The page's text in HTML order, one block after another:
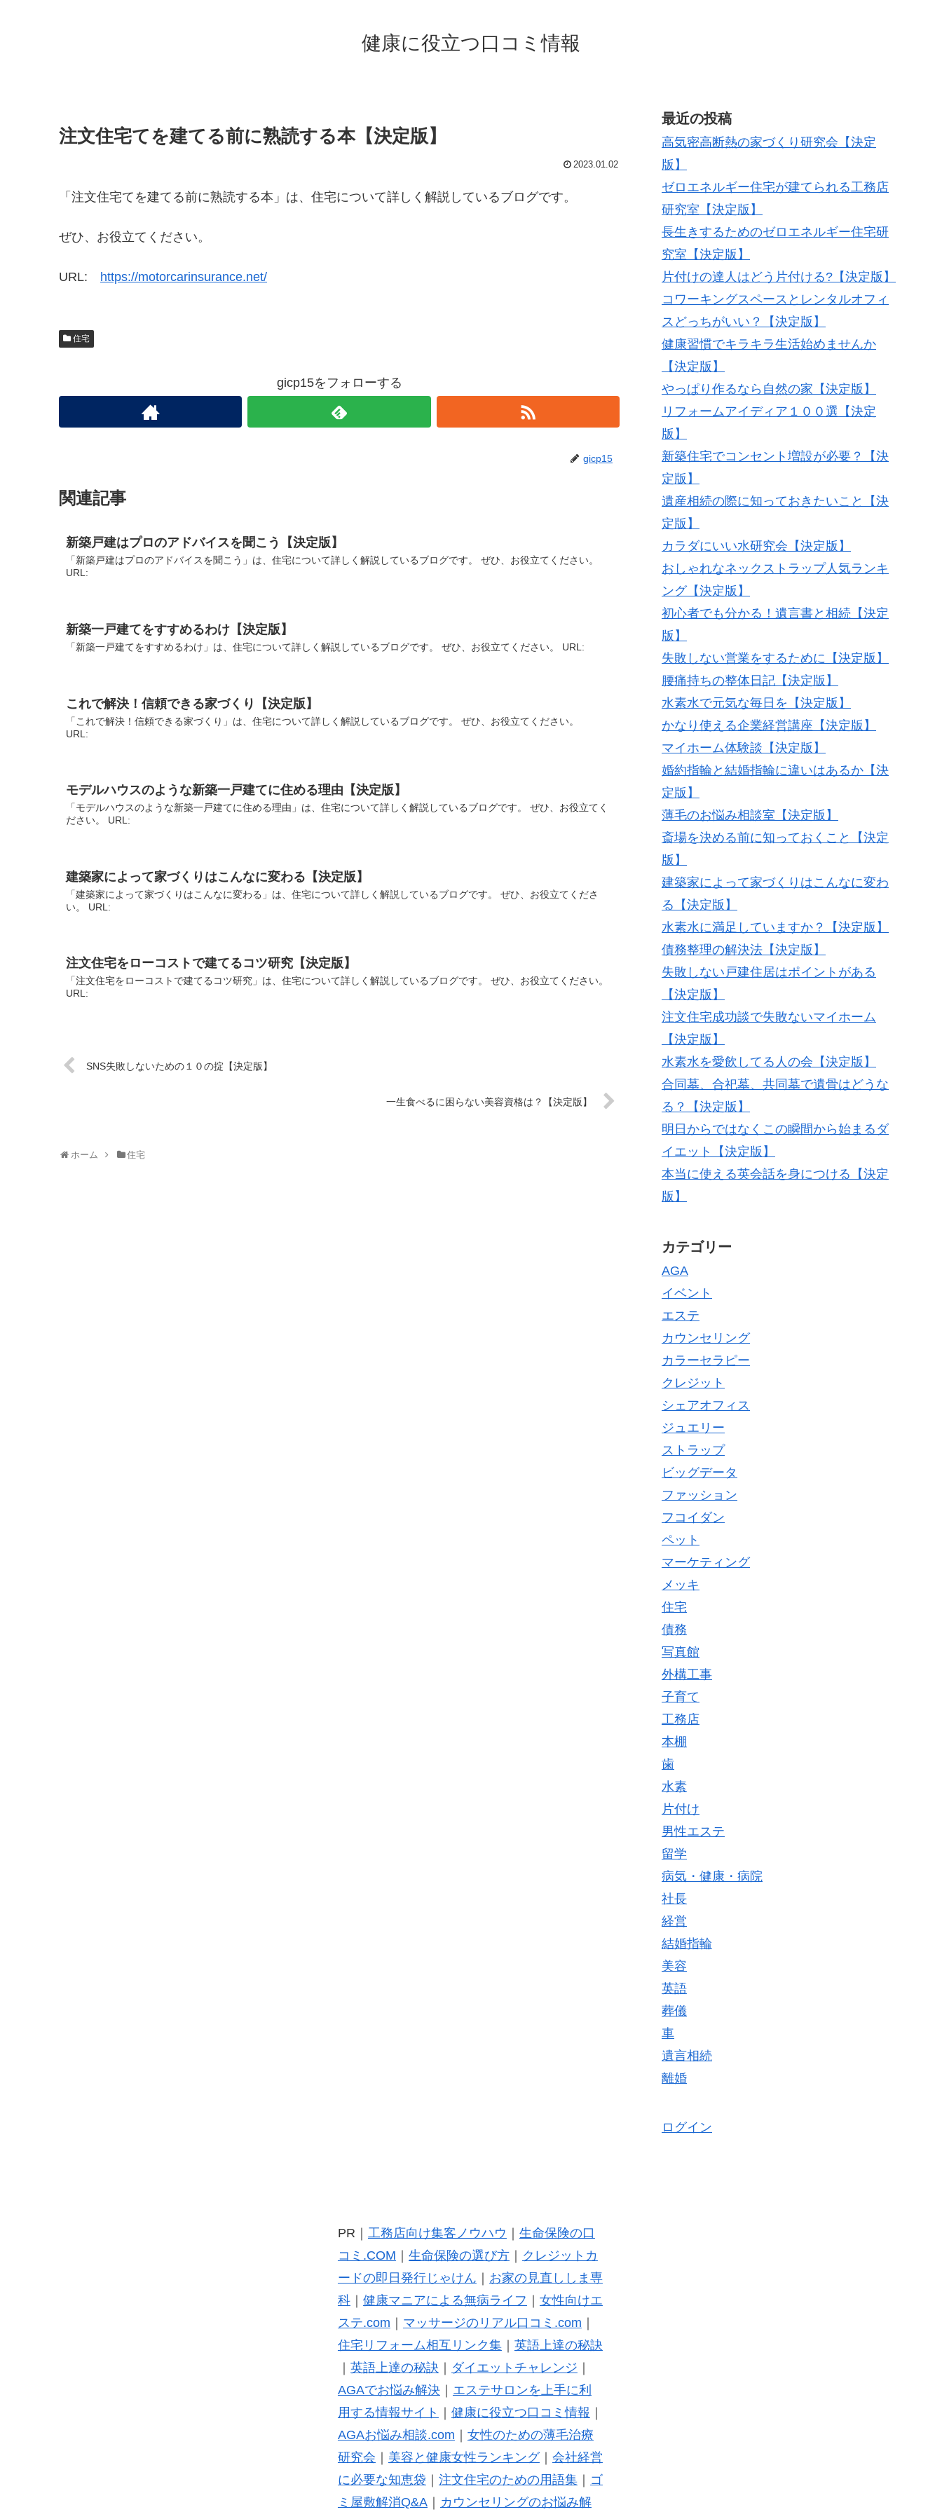
健康に役立つ口コミ情報
注文住宅てを建てる前に熟読する本【決定版】
2023.01.02
「注文住宅てを建てる前に熟読する本」は、住宅について詳しく解説しているブログです。
ぜひ、お役立てください。
URL: https://motorcarinsurance.net/
住宅
gicp15をフォローする
gicp15
関連記事
新築戸建はプロのアドバイスを聞こう【決定版】
「新築戸建はプロのアドバイスを聞こう」は、住宅について詳しく解説しているブログです。 ぜひ、お役立てください。
URL:
新築一戸建てをすすめるわけ【決定版】
「新築一戸建てをすすめるわけ」は、住宅について詳しく解説しているブログです。 ぜひ、お役立てください。 URL:
これで解決！信頼できる家づくり【決定版】
「これで解決！信頼できる家づくり」は、住宅について詳しく解説しているブログです。 ぜひ、お役立てください。
URL:
モデルハウスのような新築一戸建てに住める理由【決定版】
「モデルハウスのような新築一戸建てに住める理由」は、住宅について詳しく解説しているブログです。 ぜひ、お役立てく
ださい。 URL:
建築家によって家づくりはこんなに変わる【決定版】
「建築家によって家づくりはこんなに変わる」は、住宅について詳しく解説しているブログです。 ぜひ、お役立てくださ
い。 URL:
注文住宅をローコストで建てるコツ研究【決定版】
「注文住宅をローコストで建てるコツ研究」は、住宅について詳しく解説しているブログです。 ぜひ、お役立てください。
URL:
SNS失敗しないための１０の掟【決定版】
一生食べるに困らない美容資格は？【決定版】
ホーム 住宅
最近の投稿
高気密高断熱の家づくり研究会【決定
版】
ゼロエネルギー住宅が建てられる工務店
研究室【決定版】
長生きするためのゼロエネルギー住宅研
究室【決定版】
片付けの達人はどう片付ける?【決定版】
コワーキングスペースとレンタルオフィ
スどっちがいい？【決定版】
健康習慣でキラキラ生活始めませんか
【決定版】
やっぱり作るなら自然の家【決定版】
リフォームアイディア１００選【決定
版】
新築住宅でコンセント増設が必要？【決
定版】
遺産相続の際に知っておきたいこと【決
定版】
カラダにいい水研究会【決定版】
おしゃれなネックストラップ人気ランキ
ング【決定版】
初心者でも分かる！遺言書と相続【決定
版】
失敗しない営業をするために【決定版】
腰痛持ちの整体日記【決定版】
水素水で元気な毎日を【決定版】
かなり使える企業経営講座【決定版】
マイホーム体験談【決定版】
婚約指輪と結婚指輪に違いはあるか【決
定版】
薄毛のお悩み相談室【決定版】
斎場を決める前に知っておくこと【決定
版】
建築家によって家づくりはこんなに変わ
る【決定版】
水素水に満足していますか？【決定版】
債務整理の解決法【決定版】
失敗しない戸建住居はポイントがある
【決定版】
注文住宅成功談で失敗ないマイホーム
【決定版】
水素水を愛飲してる人の会【決定版】
合同墓、合祀墓、共同墓で遺骨はどうな
る？【決定版】
明日からではなくこの瞬間から始まるダ
イエット【決定版】
本当に使える英会話を身につける【決定
版】
カテゴリー
AGA
イベント
エステ
カウンセリング
カラーセラピー
クレジット
シェアオフィス
ジュエリー
ストラップ
ビッグデータ
ファッション
フコイダン
ペット
マーケティング
メッキ
住宅
債務
写真館
外構工事
子育て
工務店
本棚
歯
水素
片付け
男性エステ
留学
病気・健康・病院
社長
経営
結婚指輪
美容
英語
葬儀
車
遺言相続
離婚
ログイン
PR｜ 工務店向け集客ノウハウ
生命保険の口
コミ.COM
生命保険の選び方｜
クレジットカ
ードの即日発行じゃけん
お家の見直ししま専
科｜ 健康マニアによる無病ライフ
女性向けエ
ステ.com
マッサージのリアル口コミ.com
住宅リフォーム相互リンク集｜ 英語上達の秘訣
英語上達の秘訣 ダイエットチャレンジ
AGAでお悩み解決｜ エステサロンを上手に利
用する情報サイト
健康に役立つ口コミ情報
AGAお悩み相談.com
女性のための薄毛治療
研究会
美容と健康女性ランキング｜ 会社経営
に必要な知恵袋
注文住宅のための用語集｜
ゴ
ミ屋敷解消Q&A｜ カウンセリングのお悩み解